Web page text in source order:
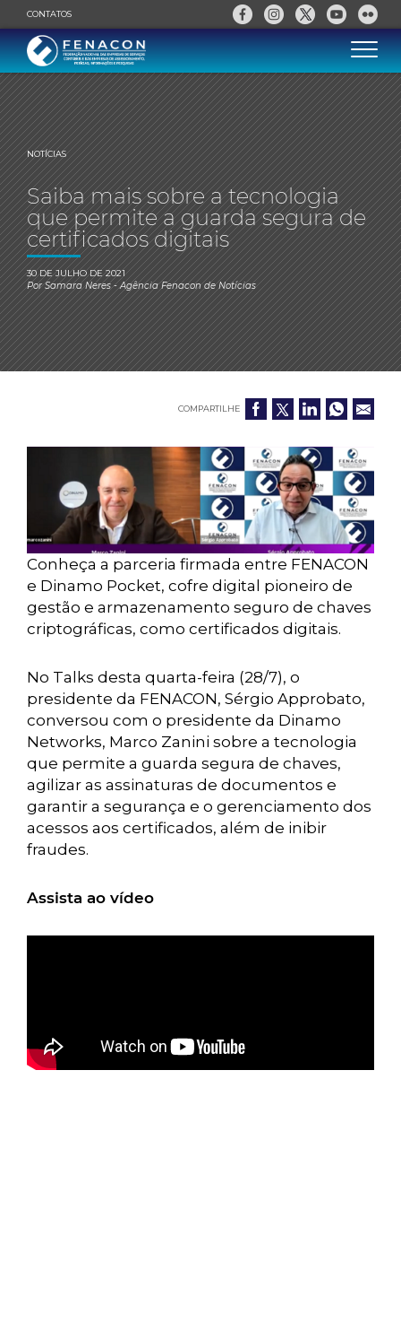
CONTATOS
NOTÍCIAS
Saiba mais sobre a tecnologia
que permite a guarda segura de
certificados digitais
30 DE JULHO DE 2021
PorSamara Neres- Agência Fenacon de Notícias
COMPARTILHE
Conheça a parceria firmada entre FENACON
e Dinamo Pocket, cofre digital pioneiro de
gestão e armazenamento seguro de chaves
criptográficas, como certificados digitais.
No Talks desta quarta-feira (28/7), o
presidente da FENACON, Sérgio Approbato,
conversou com o presidente da Dinamo
Networks, Marco Zanini sobre a tecnologia
que permite a guarda segura de chaves,
agilizar as assinaturas de documentos e
garantir a segurança e o gerenciamento dos
acessos aos certificados, além de inibir
fraudes.
Assista ao vídeo